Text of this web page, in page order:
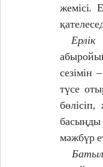
жемісі.
  Ерлік
сезімін
түсе
басыңды
мәжбүр